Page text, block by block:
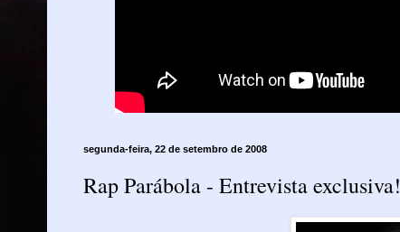
segunda-feira, 22 de setembro de 2008
Rap Parábola - Entrevista exclusiva!